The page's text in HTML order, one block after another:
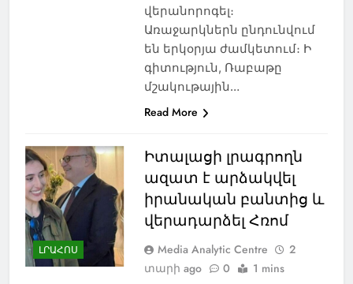
վերանորոգել։
Առաջարկներն ընդունվում
են երկօրյա ժամկետում։ Ի
գիտություն, Ռաբաթը
մշակութային…
Read More
ԼՐԱՀՈՍ
Իտալացի լրագրողն
ազատ է արձակվել
իրանական բանտից և
վերադարձել Հռոմ
Media Analytic Centre
2
տարի ago
0 1 mins